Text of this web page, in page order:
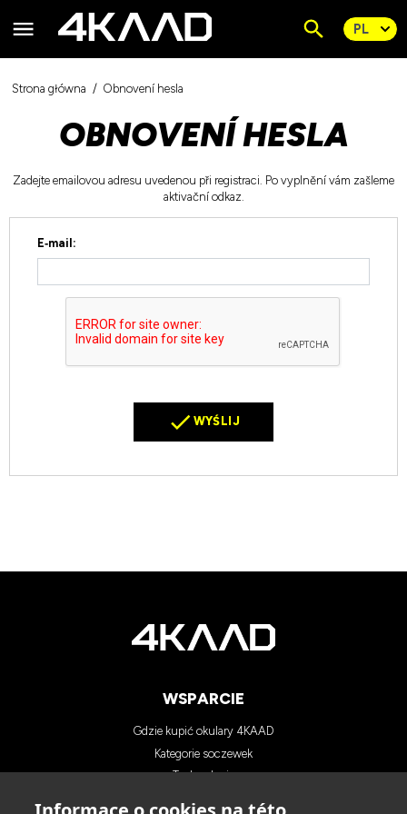
Strona główna Obnovení hesla
OBNOVENÍ HESLA
Zadejte emailovou adresu uvedenou při registraci. Po vyplnění vám zašleme
aktivační odkaz.
E‑mail:
WYŚLIJ
WSPARCIE
Gdzie kupić okulary 4KAAD
Kategorie soczewek
Technologia